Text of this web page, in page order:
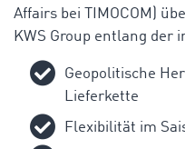
Affairs bei TIMOCOM)
KWS Group entlang
Geopolitische
Lieferkette
Flexibilität im